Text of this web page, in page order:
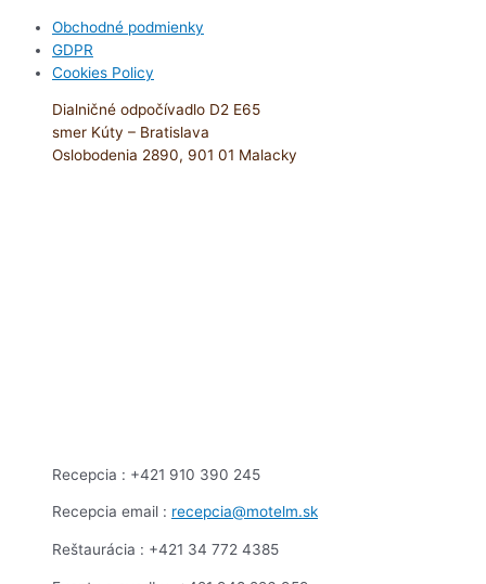
Obchodné podmienky
GDPR
Cookies Policy
Dialničné odpočívadlo D2 E65
smer Kúty – Bratislava
Oslobodenia 2890, 901 01 Malacky
Recepcia : +421 910 390 245
Recepcia email : recepcia@motelm.sk
Reštaurácia : +421 34 772 4385